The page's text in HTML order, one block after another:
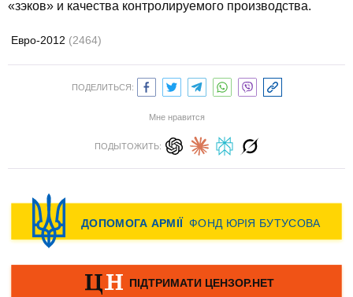
«зэков» и качества контролируемого производства.
Евро-2012 (2464)
ПОДЕЛИТЬСЯ:
Мне нравится
ПОДЫТОЖИТЬ: